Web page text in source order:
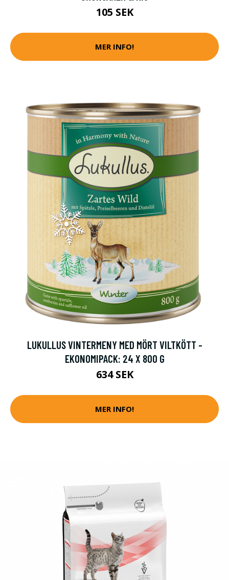
105 SEK
MER INFO!
LUKULLUS VINTERMENY MED MÖRT VILTKÖTT -
EKONOMIPACK: 24 X 800 G
634 SEK
MER INFO!